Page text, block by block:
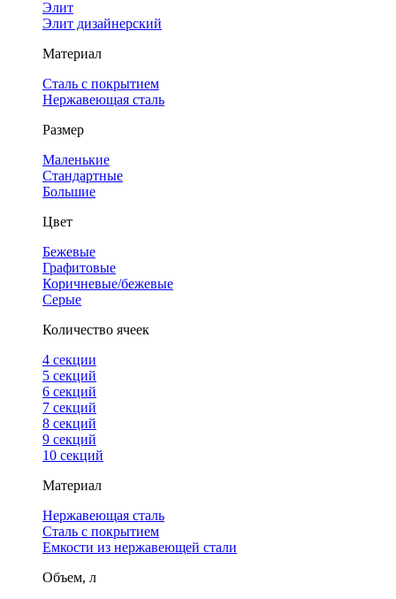
Элит
Элит дизайнерский
Материал
Сталь с покрытием
Нержавеющая сталь
Размер
Маленькие
Стандартные
Большие
Цвет
Бежевые
Графитовые
Коричневые/бежевые
Серые
Количество ячеек
4 cекции
5 секций
6 секций
7 секций
8 секций
9 секций
10 секций
Материал
Нержавеющая сталь
Сталь с покрытием
Емкости из нержавеющей стали
Объем, л